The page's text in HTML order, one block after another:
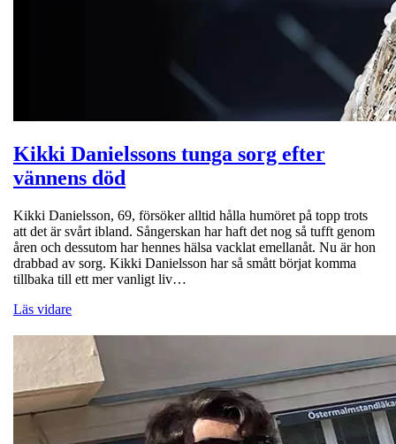
Kikki Danielssons tunga sorg efter
vännens död
Kikki Danielsson, 69, försöker alltid hålla humöret på topp trots
att det är svårt ibland. Sångerskan har haft det nog så tufft genom
åren och dessutom har hennes hälsa vacklat emellanåt. Nu är hon
drabbad av sorg. Kikki Danielsson har så smått börjat komma
tillbaka till ett mer vanligt liv…
Läs vidare